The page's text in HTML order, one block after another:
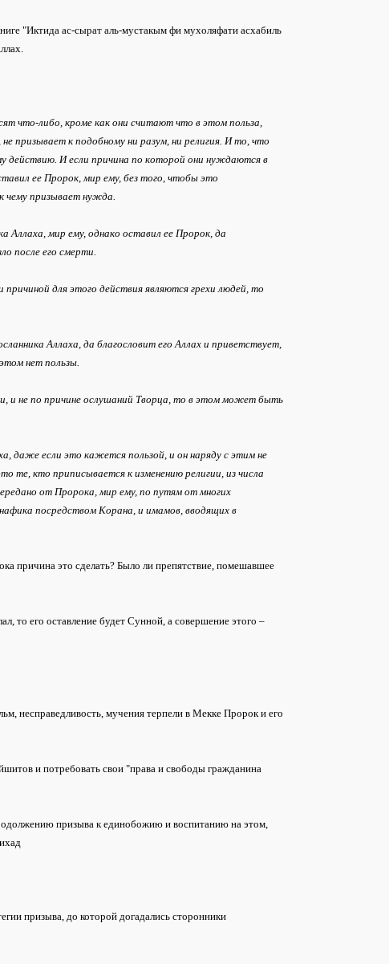
"Иктида ас-сырат аль-мустакым фи мухоляфати асхабиль
что-либо, кроме как они считают что в этом польза,
призывает к подобному ни разум, ни религия. И то, что
действию. И если причина по которой они нуждаются в
ее Пророк, мир ему, без того, чтобы это
чему призывает нужда.
Аллаха, мир ему, однако оставил ее Пророк, да
после его смерти.
для этого действия являются грехи людей, то
Аллаха, да благословит его Аллах и приветствует,
нет пользы.
и не по причине ослушаний Творца, то в этом может быть
даже если это кажется пользой, и он наряду с этим не
те, кто приписывается к изменению религии, из числа
от Пророка, мир ему, по путям от многих
посредством Корана, и имамов, вводящих в
причина это сделать? Было ли препятствие, помешавшее
то его оставление будет Сунной, а совершение этого –
несправедливость, мучения терпели в Мекке Пророк и его
и потребовать свои "права и свободы гражданина
призыва к единобожию и воспитанию на этом,
призыва, до которой догадались сторонники